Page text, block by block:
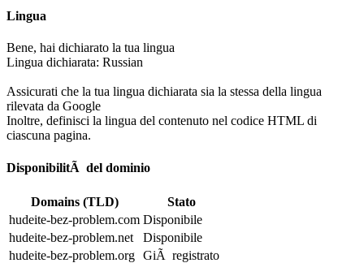
Lingua
Bene, hai dichiarato la tua lingua
Lingua dichiarata: Russian
Assicurati che la tua lingua dichiarata sia la stessa della lingua
rilevata da Google
Inoltre, definisci la lingua del contenuto nel codice HTML di
ciascuna pagina.
DisponibilitÃ del dominio
Domains (TLD)
Stato
hudeite-bez-problem.com Disponibile
hudeite-bez-problem.net
Disponibile
hudeite-bez-problem.org GiÃ registrato